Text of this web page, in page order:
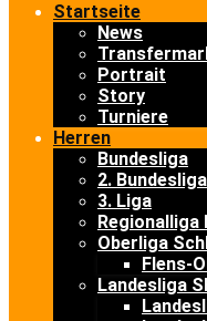
Startseite
News
Portrait
Story
Turniere
Herren
Bundesliga
2. Bundesliga
3. Liga
Regionalliga
Oberliga
Flens-
Landesliga